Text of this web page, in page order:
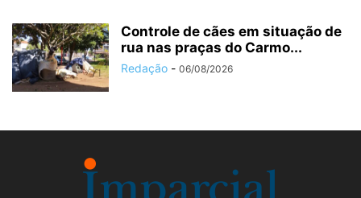
Controle de cães em situação de
rua nas praças do Carmo...
Redação - 06/08/2026